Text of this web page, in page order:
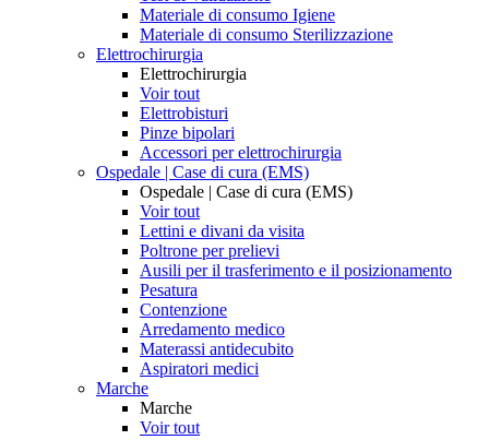
Materiale di consumo Igiene
Materiale di consumo Sterilizzazione
Elettrochirurgia
Elettrochirurgia
Voir tout
Elettrobisturi
Pinze bipolari
Accessori per elettrochirurgia
Ospedale | Case di cura (EMS)
Ospedale | Case di cura (EMS)
Voir tout
Lettini e divani da visita
Poltrone per prelievi
Ausili per il trasferimento e il posizionamento
Pesatura
Contenzione
Arredamento medico
Materassi antidecubito
Aspiratori medici
Marche
Marche
Voir tout